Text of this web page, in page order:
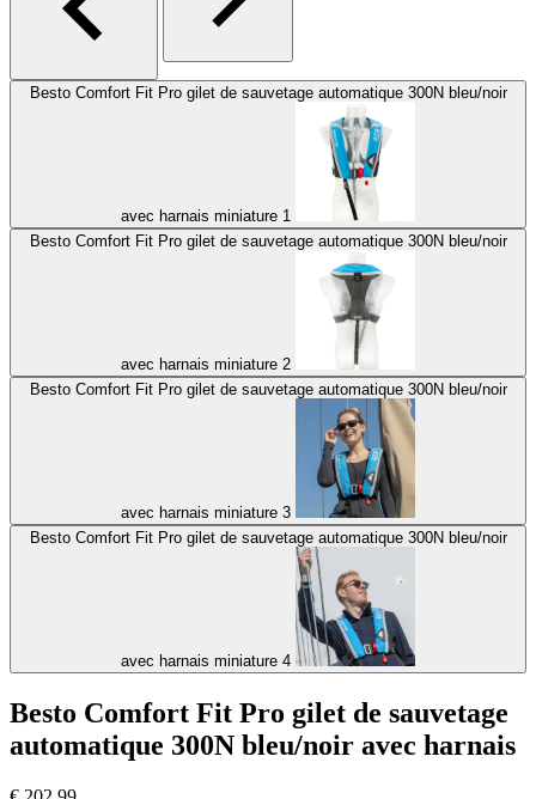
Besto Comfort Fit Pro gilet de sauvetage automatique 300N bleu/noir
avec harnais miniature 1
Besto Comfort Fit Pro gilet de sauvetage automatique 300N bleu/noir
avec harnais miniature 2
Besto Comfort Fit Pro gilet de sauvetage automatique 300N bleu/noir
avec harnais miniature 3
Besto Comfort Fit Pro gilet de sauvetage automatique 300N bleu/noir
avec harnais miniature 4
Besto Comfort Fit Pro gilet de sauvetage
automatique 300N bleu/noir avec harnais